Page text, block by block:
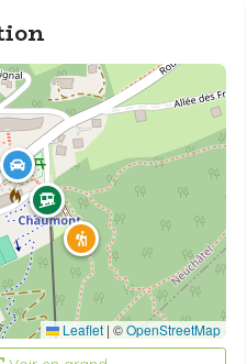
Leaflet | ©OpenStreetMap